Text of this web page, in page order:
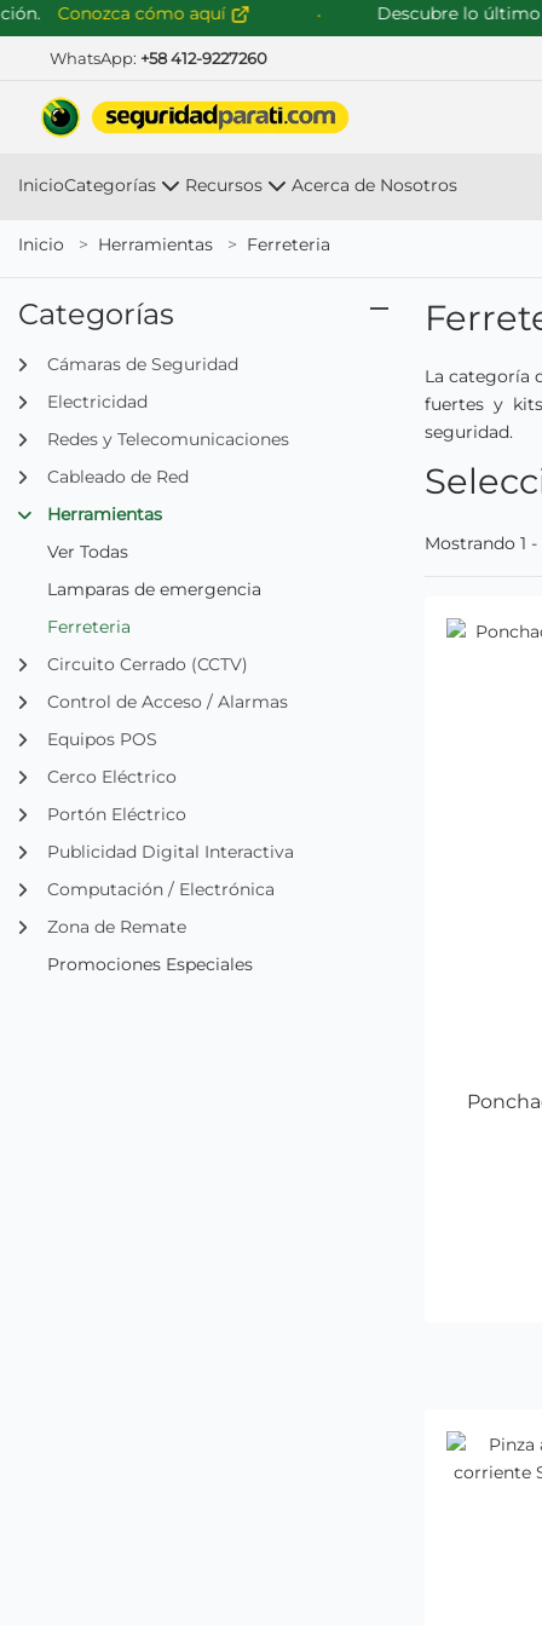
Conozca cómo aquí Descubre lo último en
WhatsApp: +58 412-9227260
InicioCategorías Recursos Acerca de Nosotros
Inicio Herramientas Ferreteria
La categoría
fuertes y
seguridad.
Mostrando 1 -
Categorías
Cámaras de Seguridad
Electricidad
Redes y Telecomunicaciones
Cableado de Red
Herramientas
Ver Todas
Lamparas de emergencia
Ferreteria
Circuito Cerrado (CCTV)
Control de Acceso / Alarmas
Equipos POS
Cerco Eléctrico
Portón Eléctrico
Publicidad Digital Interactiva
Computación / Electrónica
Zona de Remate
Promociones Especiales